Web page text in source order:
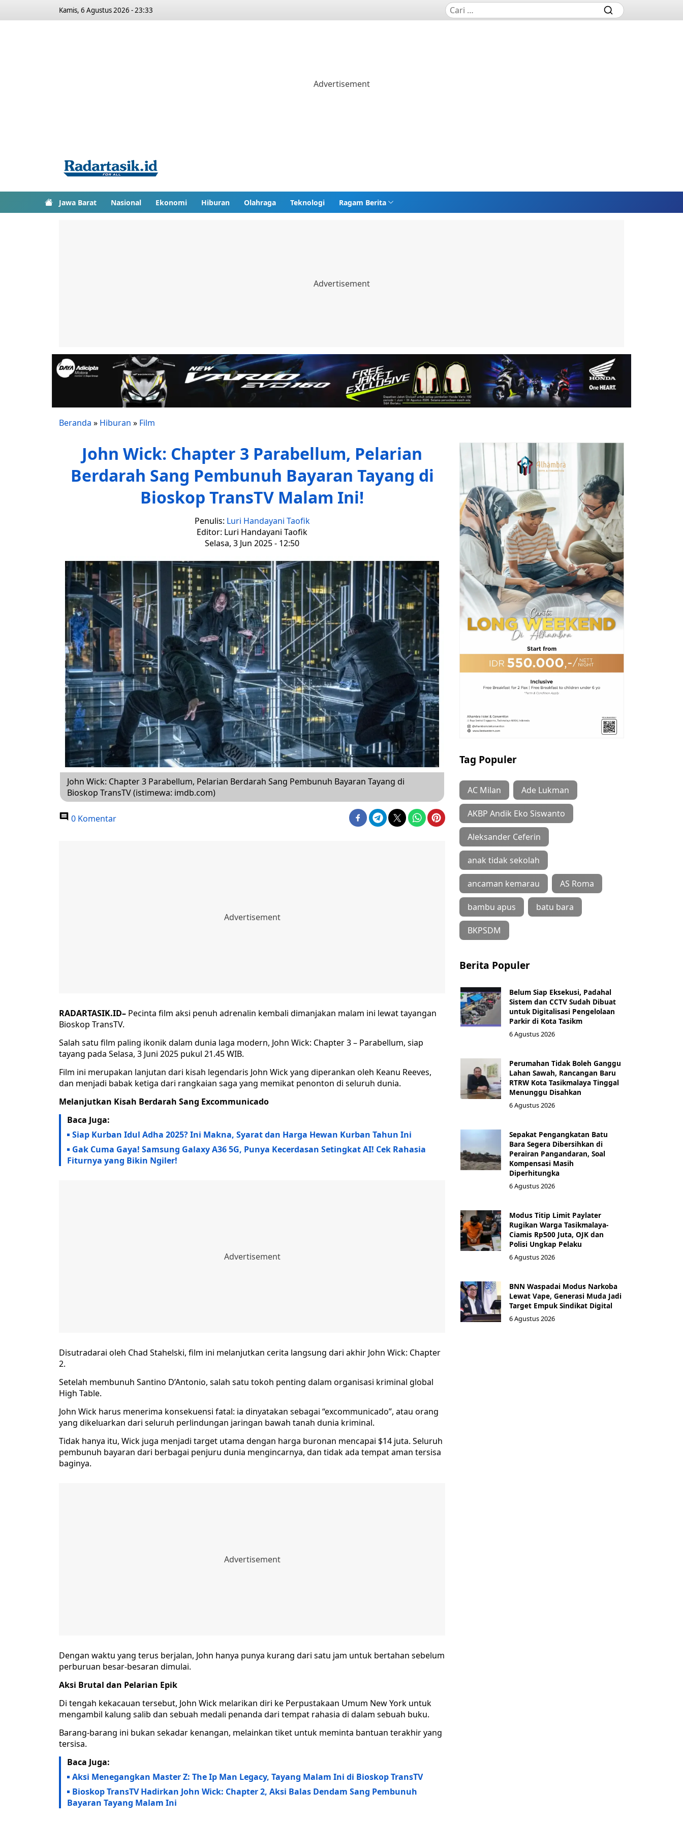
Kamis, 6 Agustus 2026 - 23:33
Jawa Barat Nasional Ekonomi Hiburan Olahraga Teknologi Ragam Berita
Beranda » Hiburan » Film
John Wick: Chapter 3 Parabellum, Pelarian
Berdarah Sang Pembunuh Bayaran Tayang di
Bioskop TransTV Malam Ini!
Penulis: Luri Handayani Taofik
Editor: Luri Handayani Taofik
Selasa, 3 Jun 2025 - 12:50
John Wick: Chapter 3 Parabellum, Pelarian Berdarah Sang Pembunuh Bayaran Tayang di
Bioskop TransTV (istimewa: imdb.com)
0 Komentar
RADARTASIK.ID– Pecinta film aksi penuh adrenalin kembali dimanjakan malam ini lewat tayangan
Bioskop TransTV.
Salah satu film paling ikonik dalam dunia laga modern, John Wick: Chapter 3 – Parabellum, siap
tayang pada Selasa, 3 Juni 2025 pukul 21.45 WIB.
Film ini merupakan lanjutan dari kisah legendaris John Wick yang diperankan oleh Keanu Reeves,
dan menjadi babak ketiga dari rangkaian saga yang memikat penonton di seluruh dunia.
Melanjutkan Kisah Berdarah Sang Excommunicado
Baca Juga:
Siap Kurban Idul Adha 2025? Ini Makna, Syarat dan Harga Hewan Kurban Tahun Ini
Gak Cuma Gaya! Samsung Galaxy A36 5G, Punya Kecerdasan Setingkat AI! Cek Rahasia
Fiturnya yang Bikin Ngiler!
Disutradarai oleh Chad Stahelski, film ini melanjutkan cerita langsung dari akhir John Wick: Chapter
2.
Setelah membunuh Santino D’Antonio, salah satu tokoh penting dalam organisasi kriminal global
High Table.
John Wick harus menerima konsekuensi fatal: ia dinyatakan sebagai “excommunicado”, atau orang
yang dikeluarkan dari seluruh perlindungan jaringan bawah tanah dunia kriminal.
Tidak hanya itu, Wick juga menjadi target utama dengan harga buronan mencapai $14 juta. Seluruh
pembunuh bayaran dari berbagai penjuru dunia mengincarnya, dan tidak ada tempat aman tersisa
baginya.
Dengan waktu yang terus berjalan, John hanya punya kurang dari satu jam untuk bertahan sebelum
perburuan besar-besaran dimulai.
Aksi Brutal dan Pelarian Epik
Di tengah kekacauan tersebut, John Wick melarikan diri ke Perpustakaan Umum New York untuk
mengambil kalung salib dan sebuah medali penanda dari tempat rahasia di dalam sebuah buku.
Barang-barang ini bukan sekadar kenangan, melainkan tiket untuk meminta bantuan terakhir yang
tersisa.
Baca Juga:
Aksi Menegangkan Master Z: The Ip Man Legacy, Tayang Malam Ini di Bioskop TransTV
Bioskop TransTV Hadirkan John Wick: Chapter 2, Aksi Balas Dendam Sang Pembunuh
Bayaran Tayang Malam Ini
Tag Populer
AC Milan Ade Lukman
AKBP Andik Eko Siswanto
Aleksander Ceferin
anak tidak sekolah
ancaman kemarau AS Roma
bambu apus batu bara
BKPSDM
Berita Populer
Belum Siap Eksekusi, Padahal
Sistem dan CCTV Sudah Dibuat
untuk Digitalisasi Pengelolaan
Parkir di Kota Tasikm
6 Agustus 2026
Perumahan Tidak Boleh Ganggu
Lahan Sawah, Rancangan Baru
RTRW Kota Tasikmalaya Tinggal
Menunggu Disahkan
6 Agustus 2026
Sepakat Pengangkatan Batu
Bara Segera Dibersihkan di
Perairan Pangandaran, Soal
Kompensasi Masih
Diperhitungka
6 Agustus 2026
Modus Titip Limit Paylater
Rugikan Warga Tasikmalaya-
Ciamis Rp500 Juta, OJK dan
Polisi Ungkap Pelaku
6 Agustus 2026
BNN Waspadai Modus Narkoba
Lewat Vape, Generasi Muda Jadi
Target Empuk Sindikat Digital
6 Agustus 2026